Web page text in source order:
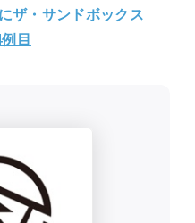
ザ・サンドボックス
目